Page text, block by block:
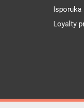
Isporuka
Loyalty